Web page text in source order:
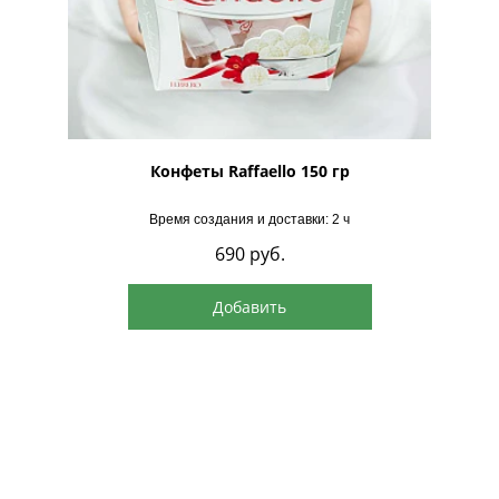
Конфеты Raffaello 150 гр
Время создания и доставки: 2 ч
690 руб.
Добавить